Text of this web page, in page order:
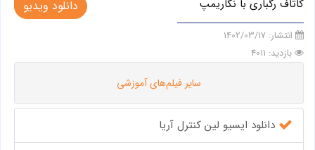
دانلود ویدیو کاتاف رگباری با نگاریمپ
انتشار: 1402/03/17
بازدید: 4011
سایر فیلم‌های آموزشی
دانلود ایسیو لین کنترل آریا